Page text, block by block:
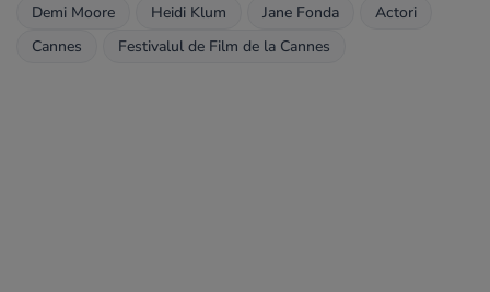
Demi Moore Heidi Klum Jane Fonda
Actori
Cannes
Festivalul de Film de la Cannes